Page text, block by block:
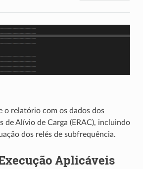
o relatório com os dados dos
de Alívio de Carga (ERAC), incluindo
dos relés de subfrequência.
Aplicáveis